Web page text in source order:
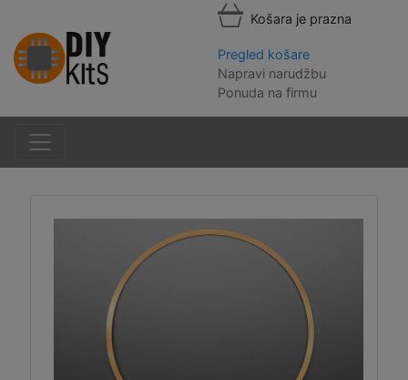
Košara je prazna
Pregled košare
Napravi narudžbu
Ponuda na firmu